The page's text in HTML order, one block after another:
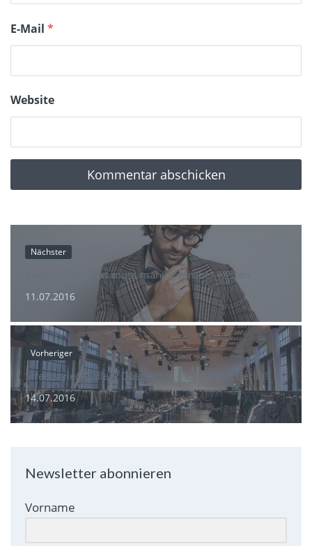
E-Mail *
Website
Nächster
Tweedjacke – das muss man(n) darüber wissen
11.07.2016
Vorheriger
Streetstyle@Gallery Düsseldorf – This is not Berlin!
14.07.2016
Newsletter abonnieren
Vorname